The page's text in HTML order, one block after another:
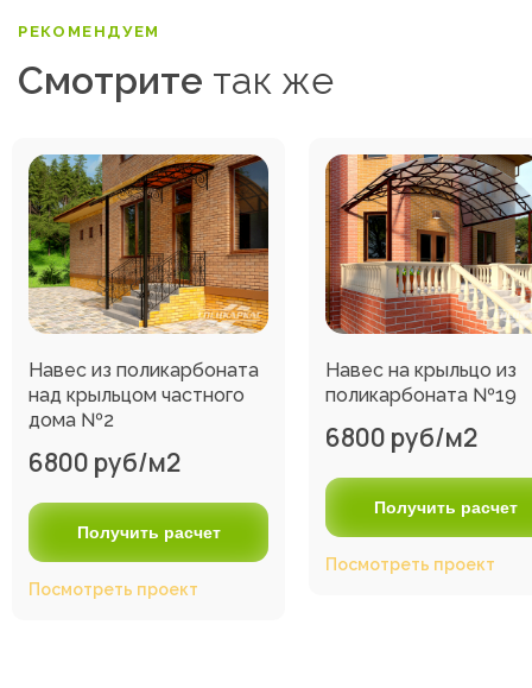
РЕКОМЕНДУЕМ
Смотрите так же
Навес из поликарбоната
над крыльцом частного
дома №2
6800 руб/м2
Получить расчет
Посмотреть проект
Навес на крыльцо из
поликарбоната №19
6800 руб/м2
Получить расчет
Посмотреть проект